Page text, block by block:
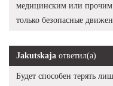
медицинским или прочим
только безопасные
Jakutskaja ответил(а)
Будет способен терять